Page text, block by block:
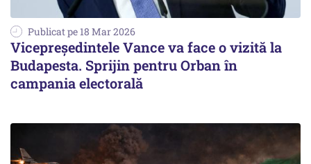
Publicat pe 18 Mar 2026
Vicepreședintele Vance va face o vizită la
Budapesta. Sprijin pentru Orban în
campania electorală